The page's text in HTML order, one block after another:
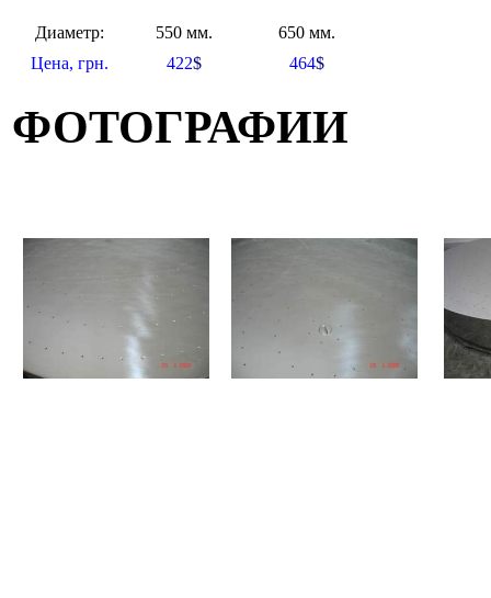
Диаметр: 550 мм.
650 мм.
Цена, грн.
422$ 464$
ФОТОГРАФИИ